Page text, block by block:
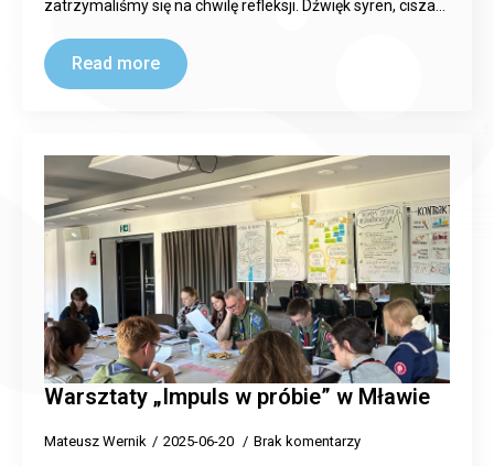
zatrzymaliśmy się na chwilę refleksji. Dźwięk syren, cisza…
Read more
Warsztaty „Impuls w próbie” w Mławie
Mateusz Wernik 2025-06-20 Brak komentarzy